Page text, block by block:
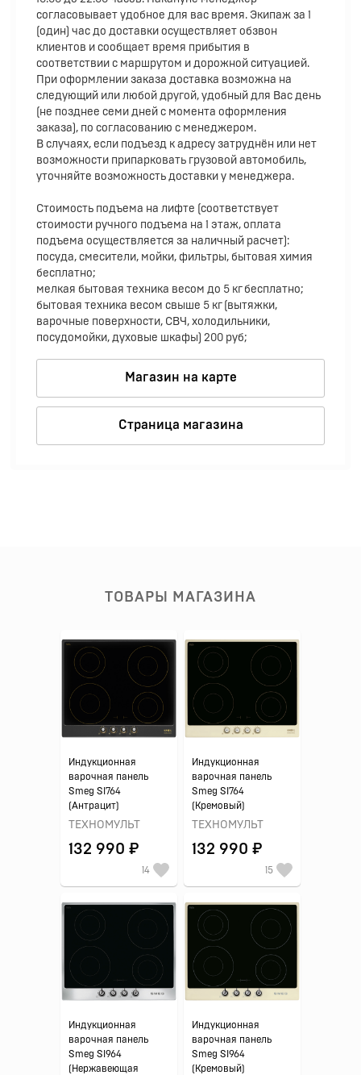
согласовывает удобное для вас время. Экипаж за 1
(один) час до доставки осуществляет обзвон
клиентов и сообщает время прибытия в
соответствии с маршрутом и дорожной ситуацией.
При оформлении заказа доставка возможна на
следующий или любой другой, удобный для Вас день
(не позднее семи дней с момента оформления
заказа), по согласованию с менеджером.
В случаях, если подъезд к адресу затруднён или нет
возможности припарковать грузовой автомобиль,
уточняйте возможность доставки у менеджера.
Стоимость подъема на лифте (соответствует
стоимости ручного подъема на 1 этаж, оплата
подъема осуществляется за наличный расчет):
посуда, смесители, мойки, фильтры, бытовая химия
бесплатно;
мелкая бытовая техника весом до 5 кг бесплатно;
бытовая техника весом свыше 5 кг (вытяжки,
варочные поверхности, СВЧ, холодильники,
посудомойки, духовые шкафы) 200 руб;
Магазин на карте
Страница магазина
ТОВАРЫ МАГАЗИНА
Индукционная
варочная панель
Smeg SI764
(Антрацит)
ТЕХНОМУЛЬТ
132 990 ₽
14
Индукционная
варочная панель
Smeg SI764
(Кремовый)
ТЕХНОМУЛЬТ
132 990 ₽
15
Индукционная
варочная панель
Smeg SI964
(Нержавеющая
Индукционная
варочная панель
Smeg SI964
(Кремовый)